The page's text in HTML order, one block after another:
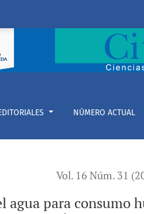
humano. Panorama de
NÚMERO ACTUAL
Vol. 16 Núm. 31
para consumo